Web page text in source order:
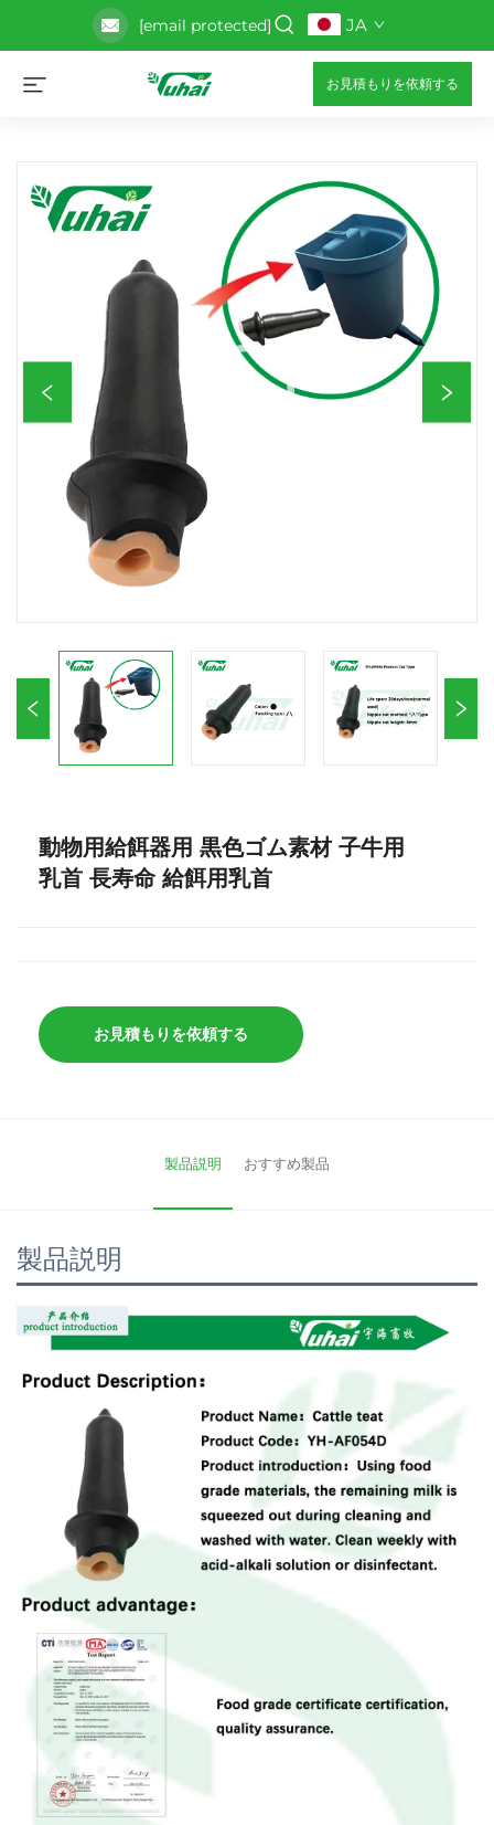
[email protected] JA
お見積もりを依頼する
動物用給餌器用 黒色ゴム素材 子牛用
乳首 長寿命 給餌用乳首
お見積もりを依頼する
製品説明 おすすめ製品
製品説明